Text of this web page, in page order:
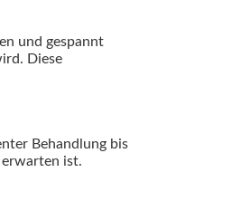
und gespannt
Diese
Behandlung bis
erwarten ist.